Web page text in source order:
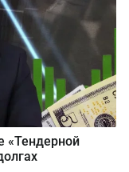
«Тендерной